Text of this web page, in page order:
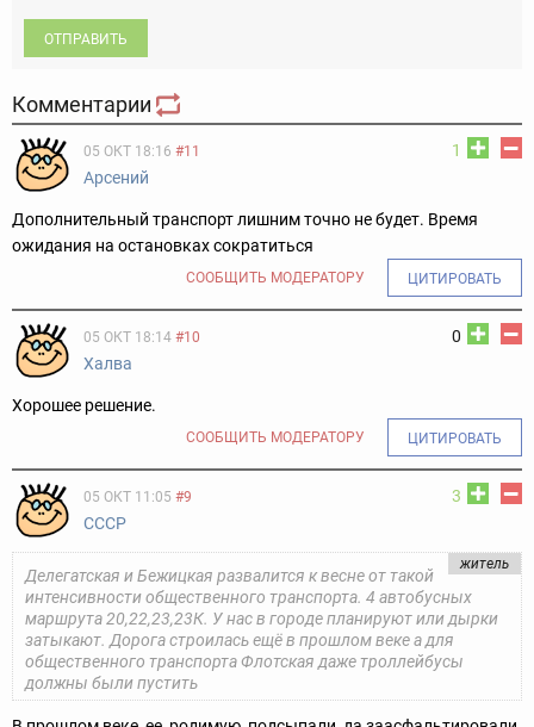
ОТПРАВИТЬ
Комментарии
1
05 ОКТ 18:16 #11
Арсений
Дополнительный транспорт лишним точно не будет. Время
ожидания на остановках сократиться
СООБЩИТЬ МОДЕРАТОРУ ЦИТИРОВАТЬ
0
05 ОКТ 18:14 #10
Халва
Хорошее решение.
СООБЩИТЬ МОДЕРАТОРУ ЦИТИРОВАТЬ
3
05 ОКТ 11:05 #9
CCCР
житель
Делегатская и Бежицкая развалится к весне от такой
интенсивности общественного транспорта. 4 автобусных
маршрута 20,22,23,23К. У нас в городе планируют или дырки
затыкают. Дорога строилась ещё в прошлом веке а для
общественного транспорта Флотская даже троллейбусы
должны были пустить